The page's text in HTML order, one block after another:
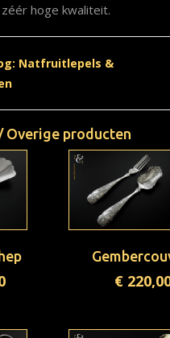
hoge kwaliteit.
Natfruitlepels &
Overige producten
€